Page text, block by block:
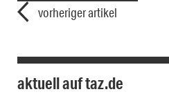
vorheriger artikel
aktuell auf taz.de